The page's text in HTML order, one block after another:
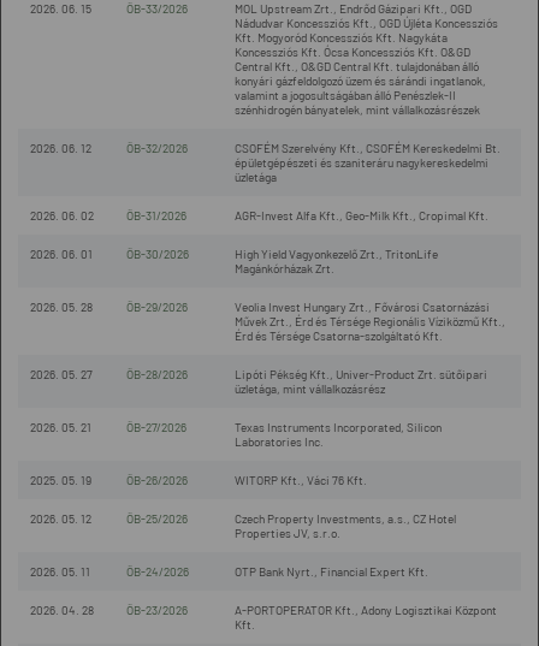
2026. 06. 15 ÖB-33/2026
MOL Upstream Zrt., Endrőd Gázipari Kft., OGD
Nádudvar Koncessziós Kft., OGD Újléta Koncessziós
Kft. Mogyoród Koncessziós Kft. Nagykáta
Koncessziós Kft. Ócsa Koncessziós Kft. O&GD
Central Kft., O&GD Central Kft. tulajdonában álló
konyári gázfeldolgozó üzem és sárándi ingatlanok,
valamint a jogosultságában álló Penészlek-II
szénhidrogén bányatelek, mint vállalkozásrészek
2026. 06. 12 ÖB-32/2026
CSOFÉM Szerelvény Kft., CSOFÉM Kereskedelmi Bt.
épületgépészeti és szaniteráru nagykereskedelmi
üzletága
2026. 06. 02 ÖB-31/2026 AGR-Invest Alfa Kft., Geo-Milk Kft., Cropimal Kft.
2026. 06. 01 ÖB-30/2026
High Yield Vagyonkezelő Zrt., TritonLife
Magánkórházak Zrt.
2026. 05. 28 ÖB-29/2026
Veolia Invest Hungary Zrt., Fővárosi Csatornázási
Művek Zrt., Érd és Térsége Regionális Víziközmű Kft.,
Érd és Térsége Csatorna-szolgáltató Kft.
2026. 05. 27 ÖB-28/2026
Lipóti Pékség Kft., Univer-Product Zrt. sütőipari
üzletága, mint vállalkozásrész
2026. 05. 21 ÖB-27/2026
Texas Instruments Incorporated, Silicon
Laboratories Inc.
2025. 05. 19 ÖB-26/2026 WITORP Kft., Váci 76 Kft.
2026. 05. 12 ÖB-25/2026
Czech Property Investments, a.s., CZ Hotel
Properties JV, s.r.o.
2026. 05. 11 ÖB-24/2026 OTP Bank Nyrt., Financial Expert Kft.
2026. 04. 28 ÖB-23/2026
A-PORTOPERATOR Kft., Adony Logisztikai Központ
Kft.